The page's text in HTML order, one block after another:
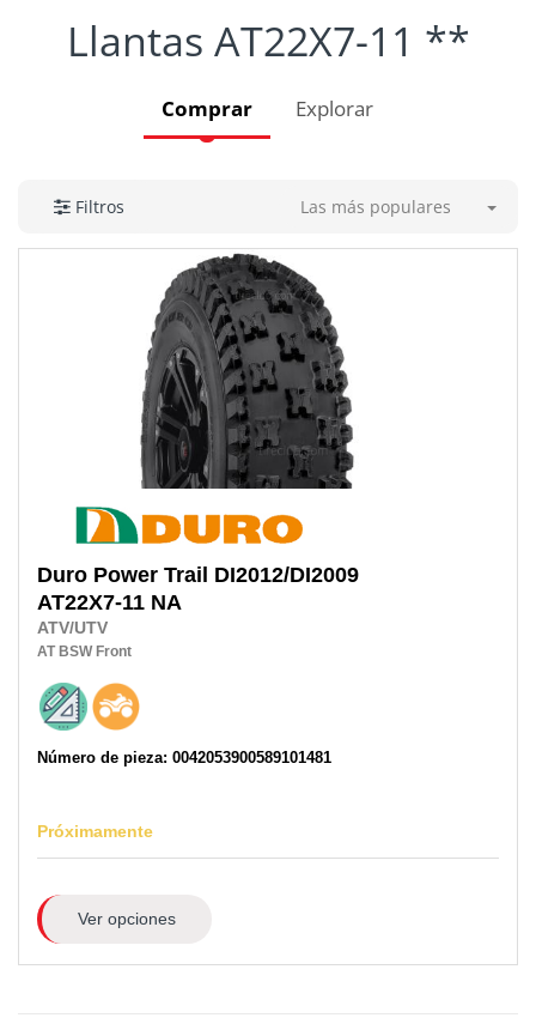
Llantas AT22X7-11 **
Comprar Explorar
Filtros Las más populares
Duro Power Trail DI2012/DI2009
AT22X7-11 NA
ATV/UTV
AT BSW Front
Número de pieza: 0042053900589101481
Próximamente
Ver opciones